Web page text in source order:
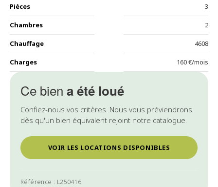
Ce bien a été loué
Confiez-nous vos critères. Nous vous préviendrons
dès qu'un bien équivalent rejoint notre catalogue.
VOIR LES LOCATIONS DISPONIBLES
Référence : L250416
Pièces 3
Chambres 2
Chauffage 4608
Charges 160 €/mois